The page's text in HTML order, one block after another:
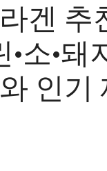
겐 추
소·돼
인기